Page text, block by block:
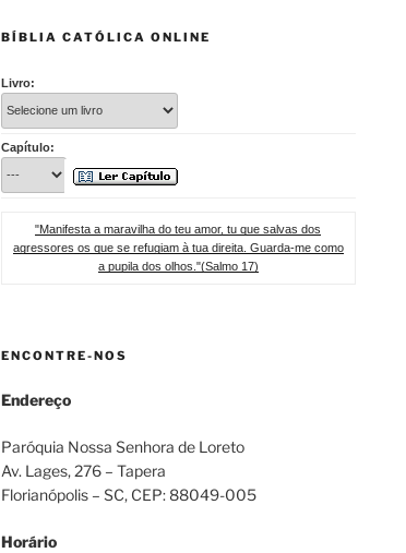
BÍBLIA CATÓLICA ONLINE
Livro:
Capítulo:
"Manifesta a maravilha do teu amor, tu que salvas dos
agressores os que se refugiam à tua direita. Guarda-me como
a pupila dos olhos."(Salmo 17)
ENCONTRE-NOS
Endereço
Paróquia Nossa Senhora de Loreto
Av. Lages, 276 – Tapera
Florianópolis – SC, CEP: 88049-005
Horário